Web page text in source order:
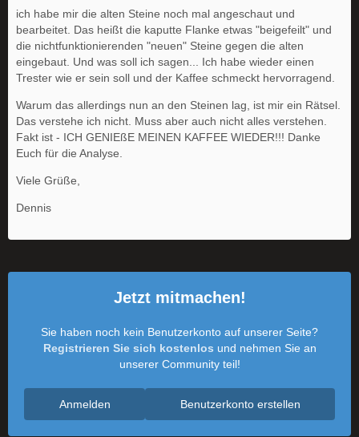
ich habe mir die alten Steine noch mal angeschaut und
bearbeitet. Das heißt die kaputte Flanke etwas "beigefeilt" und
die nichtfunktionierenden "neuen" Steine gegen die alten
eingebaut. Und was soll ich sagen... Ich habe wieder einen
Trester wie er sein soll und der Kaffee schmeckt hervorragend.
Warum das allerdings nun an den Steinen lag, ist mir ein Rätsel.
Das verstehe ich nicht. Muss aber auch nicht alles verstehen.
Fakt ist - ICH GENIEßE MEINEN KAFFEE WIEDER!!! Danke
Euch für die Analyse.
Viele Grüße,
Dennis
Jetzt mitmachen!
Sie haben noch kein Benutzerkonto auf unserer Seite?
Registrieren Sie sich kostenlos und nehmen Sie an
unserer Community teil!
Benutzerkonto erstellen
Anmelden